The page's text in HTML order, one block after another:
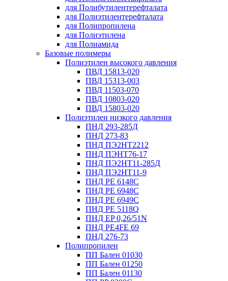
для Полибутилентерефталата
для Полиэтилентерефталата
для Полипропилена
для Полиэтилена
для Полиамида
Базовые полимеры
Полиэтилен высокого давления
ПВД 15813-020
ПВД 15313-003
ПВД 11503-070
ПВД 10803-020
ПВД 15803-020
Полиэтилен низкого давления
ПНД 293-285Д
ПНД 273-83
ПНД ПЭ2НТ2212
ПНД ПЭНТ76-17
ПНД ПЭ2НТ11-285Д
ПНД ПЭ2НТ11-9
ПНД PE 6148C
ПНД PE 6948C
ПНД PE 6949C
ПНД PE 5118Q
ПНД EP 0,26/51N
ПНД PE4FE 69
ПНД 276-73
Полипропилен
ПП Бален 01030
ПП Бален 01250
ПП Бален 01130